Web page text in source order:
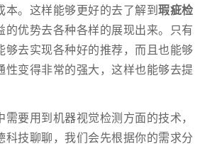
本。这样能够更好的去了解到瑕疵检
的优势去各种各样的展现出来。只有
够去实现各种好的推荐，而且也能够
性变得非常的强大，这样也能够去提
要用到机器视觉检测方面的技术，
科技聊聊，我们会先根据你的需求分